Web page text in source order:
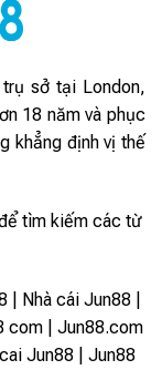
sở tại London,
18 năm và phục
khẳng định vị thế
tìm kiếm các từ
Nhà cái Jun88 |
com | Jun88.com
Jun88 | Jun88